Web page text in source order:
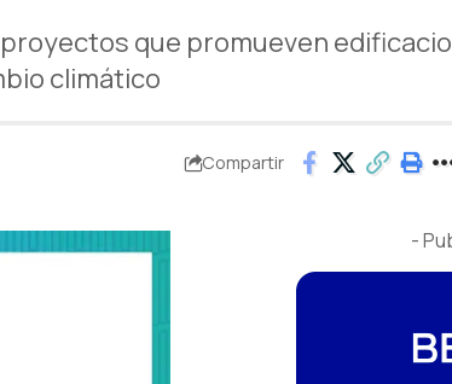
que promueven
climático
Compartir
-